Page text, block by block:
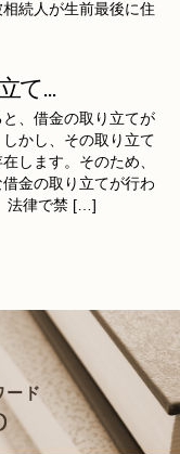
続人が生前最後に住
て...
、借金の取り立てが
かし、その取り立て
します。そのため、
金の取り立てが行わ
法律で禁 […]
ード